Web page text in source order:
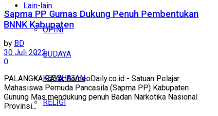
Lain-lain
OPINI
BUDAYA
KESEHATAN
RELIGI
Sapma PP Gumas Dukung Penuh Pembentukan
BNNK Kabupaten
by BD
30 Juli 2022
0
PALANGKA RAYA, BorneoDaily.co.id - Satuan Pelajar
Mahasiswa Pemuda Pancasila (Sapma PP) Kabupaten
Gunung Mas mendukung penuh Badan Narkotika Nasional
Provinsi...